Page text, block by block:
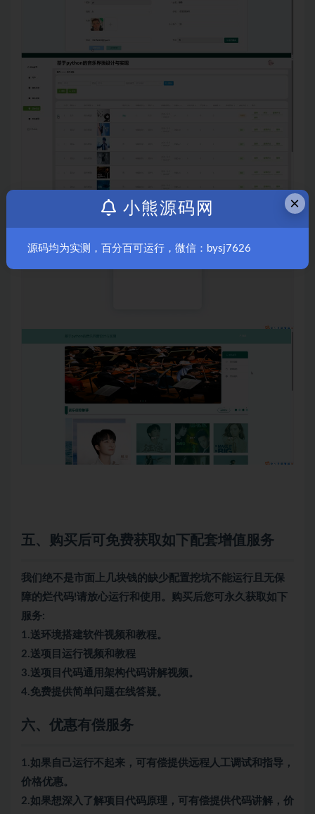
五、购买后可免费获取如下配套增值服务
我们绝不是市面上几块钱的缺少配置挖坑不能运行且无保
障的烂代码!请放心运行和使用。购买后您可永久获取如下
服务:
1.送环境搭建软件视频和教程。
2.送项目运行视频和教程
3.送项目代码通用架构代码讲解视频。
4.免费提供简单问题在线答疑。
六、优惠有偿服务
1.如果自己运行不起来，可有偿提供远程人工调试和指导，
价格优惠。
2.如果想深入了解项目代码原理，可有偿提供代码讲解，价
×
小熊源码网
源码均为实测，百分百可运行，微信：bysj7626